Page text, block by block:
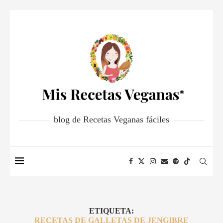
blog de Recetas Veganas fáciles
ETIQUETA:
RECETAS DE GALLETAS DE JENGIBRE